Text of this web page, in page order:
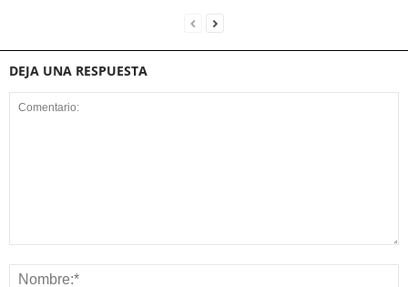
DEJA UNA RESPUESTA